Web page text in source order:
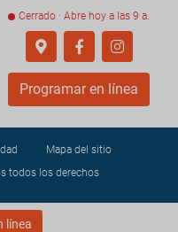
Cerrado · Abre hoy a las 9 a.
Programar en línea
todos los derechos
Mapa del sitio
línea